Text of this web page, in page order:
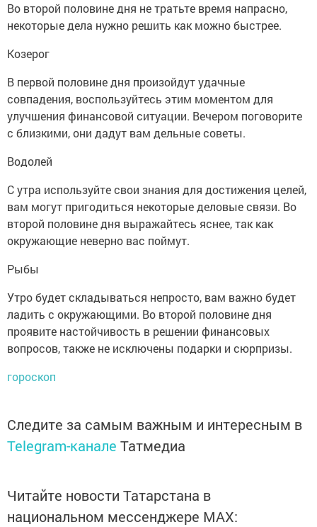
Во второй половине дня не тратьте время напрасно,
некоторые дела нужно решить как можно быстрее.
Козерог
В первой половине дня произойдут удачные
совпадения, воспользуйтесь этим моментом для
улучшения финансовой ситуации. Вечером поговорите
с близкими, они дадут вам дельные советы.
Водолей
С утра используйте свои знания для достижения целей,
вам могут пригодиться некоторые деловые связи. Во
второй половине дня выражайтесь яснее, так как
окружающие неверно вас поймут.
Рыбы
Утро будет складываться непросто, вам важно будет
ладить с окружающими. Во второй половине дня
проявите настойчивость в решении финансовых
вопросов, также не исключены подарки и сюрпризы.
гороскоп
Следите за самым важным и интересным в
Telegram-канале Татмедиа
Читайте новости Татарстана в
национальном мессенджере MАХ: